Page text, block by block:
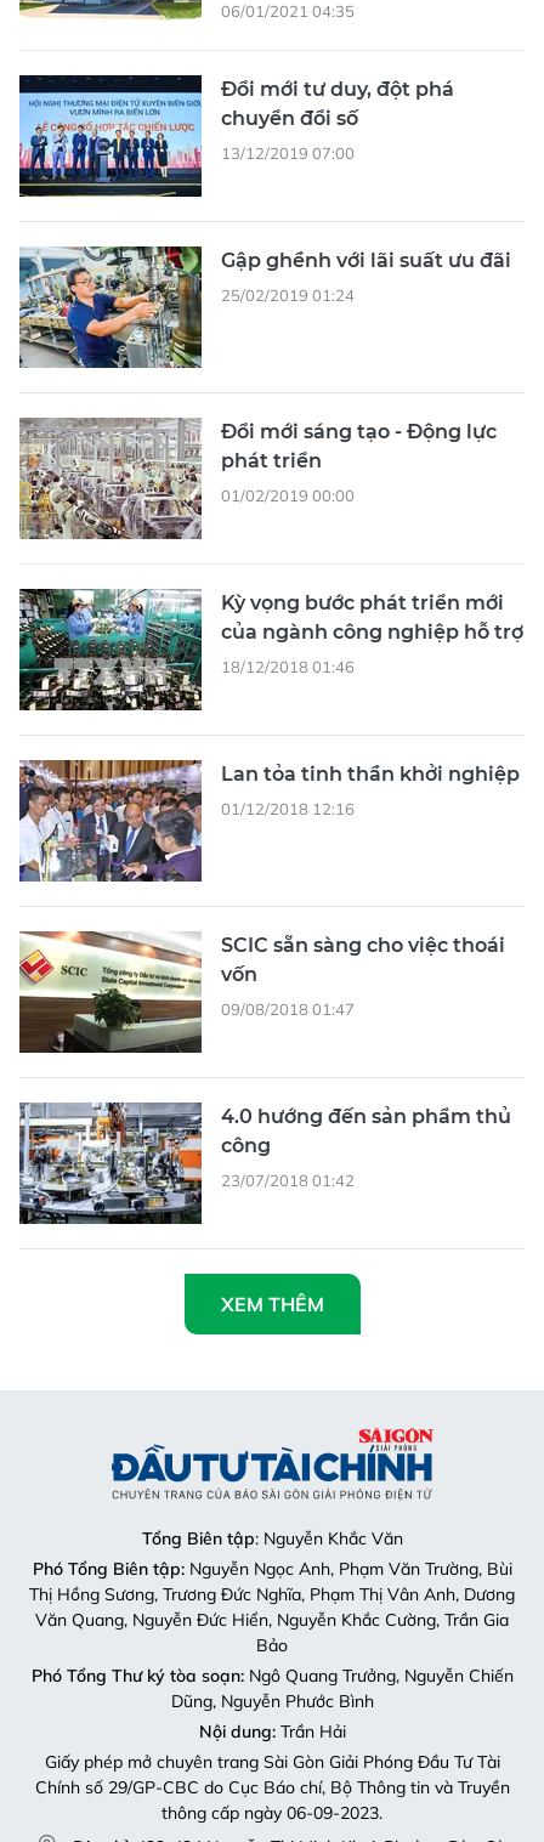
06/01/2021 04:35
Đổi mới tư duy, đột phá
chuyển đổi số
13/12/2019 07:00
Gập ghềnh với lãi suất ưu đãi
25/02/2019 01:24
Đổi mới sáng tạo - Động lực
phát triển
01/02/2019 00:00
Kỳ vọng bước phát triển mới
của ngành công nghiệp hỗ trợ
18/12/2018 01:46
Lan tỏa tinh thần khởi nghiệp
01/12/2018 12:16
SCIC sẵn sàng cho việc thoái
vốn
09/08/2018 01:47
4.0 hướng đến sản phẩm thủ
công
23/07/2018 01:42
XEM THÊM
Tổng Biên tập: Nguyễn Khắc Văn
Phó Tổng Biên tập:Nguyễn Ngọc Anh, Phạm Văn Trường, Bùi
Thị Hồng Sương, Trương Đức Nghĩa, Phạm Thị Vân Anh, Dương
Văn Quang, Nguyễn Đức Hiển, Nguyễn Khắc Cường, Trần Gia
Bảo
Phó Tổng Thư ký tòa soạn:Ngô Quang Trưởng, Nguyễn Chiến
Dũng, Nguyễn Phước Bình
Nội dung:Trần Hải
Giấy phép mở chuyên trang Sài Gòn Giải Phóng Đầu Tư Tài
Chính số 29/GP-CBC do Cục Báo chí, Bộ Thông tin và Truyền
thông cấp ngày 06-09-2023.